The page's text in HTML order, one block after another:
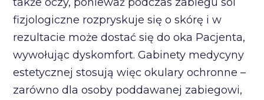
fizjologiczne rozpryskuje się o skórę i w
rezultacie może dostać się do oka Pacjenta,
wywołując dyskomfort. Gabinety medycyny
estetycznej stosują więc okulary ochronne –
zarówno dla osoby poddawanej zabiegowi,